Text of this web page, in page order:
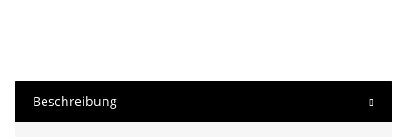
Beschreibung